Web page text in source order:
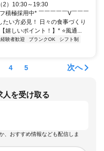
2）10:30～19:30
積極採用中* ￣￣￣￣￣V￣￣￣
い方必見！ 日々の食事づくり
嬉しいポイント！】* ⭐️風通...
経験者歓迎 ブランクOK
シフト制
4 5 次へ
人を受け取る
、おすすめ情報なども配信しま